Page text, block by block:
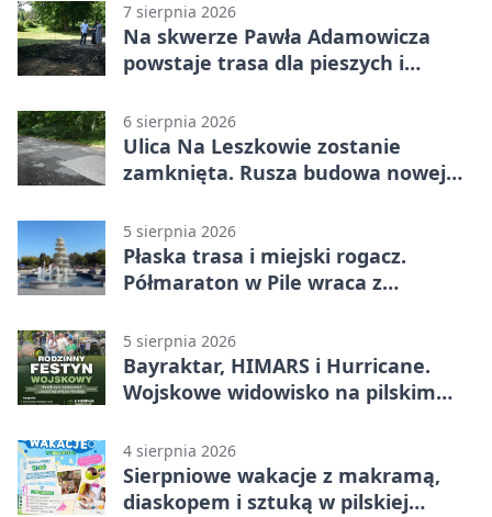
7 sierpnia 2026
Na skwerze Pawła Adamowicza
powstaje trasa dla pieszych i
6 sierpnia 2026
Ulica Na Leszkowie zostanie
zamknięta. Rusza budowa nowej
5 sierpnia 2026
Płaska trasa i miejski rogacz.
Półmaraton w Pile wraca z
5 sierpnia 2026
Bayraktar, HIMARS i Hurricane.
Wojskowe widowisko na pilskim
4 sierpnia 2026
Sierpniowe wakacje z makramą,
diaskopem i sztuką w pilskiej